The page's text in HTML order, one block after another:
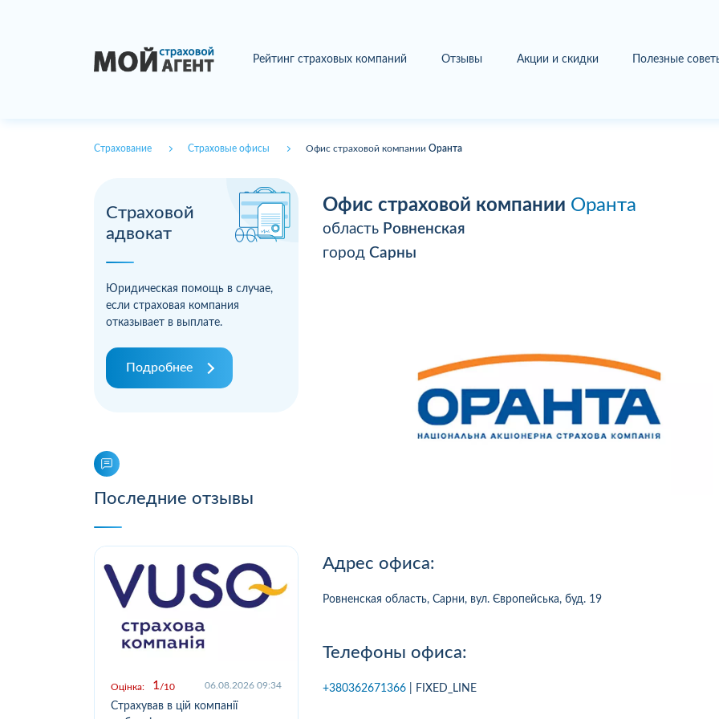
Рейтинг страховых компаний Отзывы Акции и скидки Полезные
Страхование Страховые офисы Офис страховой компании Оранта
Страховой
адвокат
Юридическая помощь в случае,
если страховая компания
отказывает в выплате.
Подробнее
Последние отзывы
Оцінка: 1 10 06.08.2026 09:34
Страхував в цій компанії
Оцінка: 10 10 05.08.2026 19:00
Офис страховой компании Оранта
область Ровненская
город Сарны
Адрес офиса:
Ровненская область, Сарни, вул. Європейська, буд. 19
Телефоны офиса:
+380362671366 | FIXED_LINE